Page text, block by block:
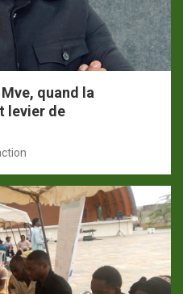
quand la
levier de